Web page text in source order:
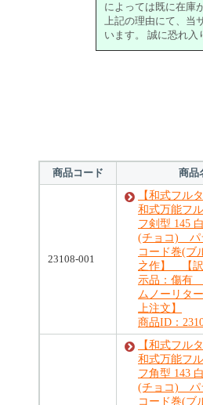
によっては既に在庫
上記の理由にて、当
います。 誠に恐れ
商品コード 商品
23108-001
【和式フル
和式万能フ
フ剣型 145
(チョコ) パ
コード巻(
之作】 【
示品：傷有
ムノーリタ
上注文】
商品ID：
【和式フル
和式万能フ
フ角型 143
(チョコ) パ
コード巻(